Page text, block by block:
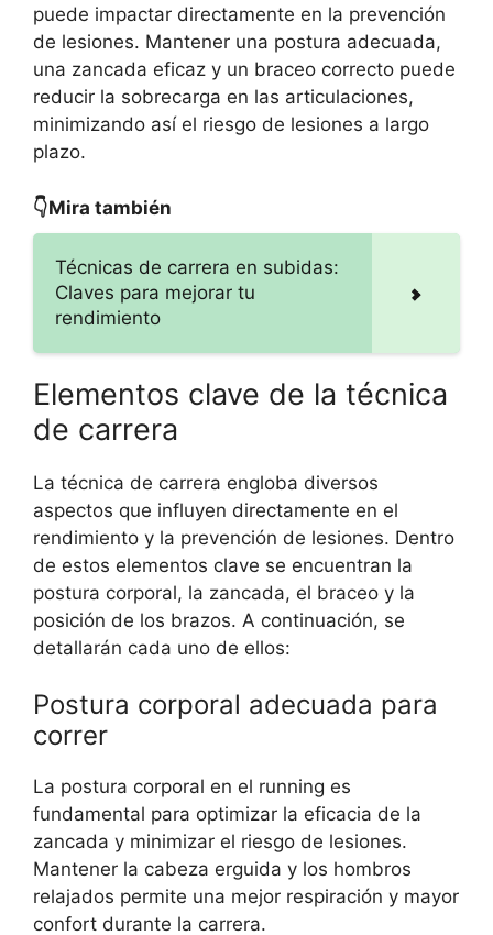
puede impactar directamente en la prevención
de lesiones. Mantener una postura adecuada,
una zancada eficaz y un braceo correcto puede
reducir la sobrecarga en las articulaciones,
minimizando así el riesgo de lesiones a largo
plazo.
👇Mira también
Técnicas de carrera en subidas:
Claves para mejorar tu
rendimiento
Elementos clave de la técnica
de carrera
La técnica de carrera engloba diversos
aspectos que influyen directamente en el
rendimiento y la prevención de lesiones. Dentro
de estos elementos clave se encuentran la
postura corporal, la zancada, el braceo y la
posición de los brazos. A continuación, se
detallarán cada uno de ellos:
Postura corporal adecuada para
correr
La postura corporal en el running es
fundamental para optimizar la eficacia de la
zancada y minimizar el riesgo de lesiones.
Mantener la cabeza erguida y los hombros
relajados permite una mejor respiración y mayor
confort durante la carrera.